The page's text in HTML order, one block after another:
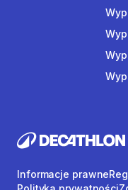
Informacje prawne